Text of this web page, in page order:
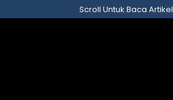
ke
Scroll Untuk Baca Artikel